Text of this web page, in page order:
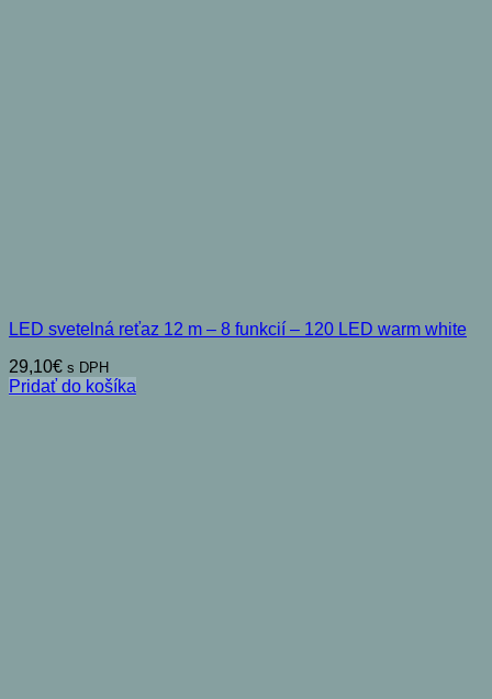
LED svetelná reťaz 12 m – 8 funkcií – 120 LED warm white
29,10€ s DPH
Pridať do košíka